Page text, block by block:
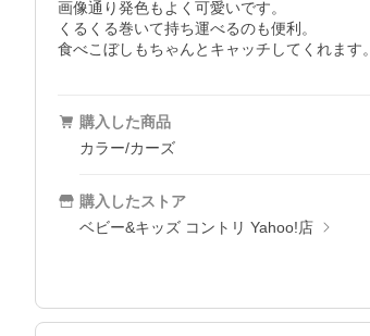
画像通り発色もよく可愛いです。
くるくる巻いて持ち運べるのも便利。
食べこぼしもちゃんとキャッチしてくれます。
購入した商品
カラー/カーズ
購入したストア
ベビー&キッズ コントリ Yahoo!店